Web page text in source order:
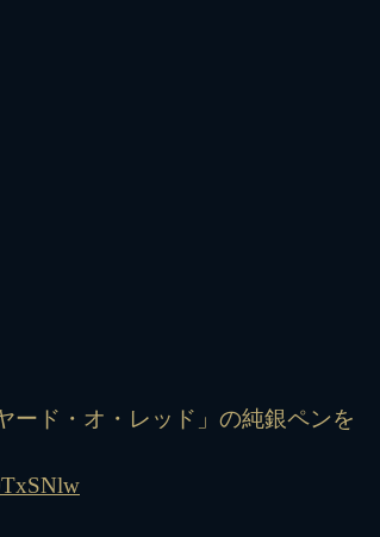
ード・オ・レッド」の純銀ペンを